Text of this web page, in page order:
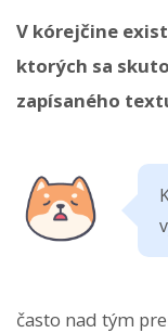
V kórejčine
ktorých sa
zapísaného
často nad tým